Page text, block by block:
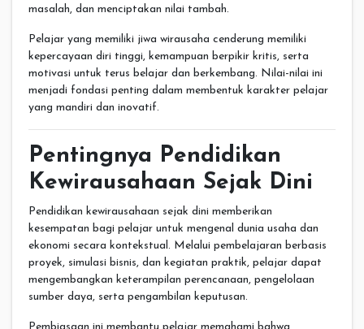
masalah, dan menciptakan nilai tambah.
Pelajar yang memiliki jiwa wirausaha cenderung memiliki
kepercayaan diri tinggi, kemampuan berpikir kritis, serta
motivasi untuk terus belajar dan berkembang. Nilai-nilai ini
menjadi fondasi penting dalam membentuk karakter pelajar
yang mandiri dan inovatif.
Pentingnya Pendidikan
Kewirausahaan Sejak Dini
Pendidikan kewirausahaan sejak dini memberikan
kesempatan bagi pelajar untuk mengenal dunia usaha dan
ekonomi secara kontekstual. Melalui pembelajaran berbasis
proyek, simulasi bisnis, dan kegiatan praktik, pelajar dapat
mengembangkan keterampilan perencanaan, pengelolaan
sumber daya, serta pengambilan keputusan.